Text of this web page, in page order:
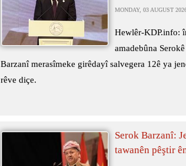
MONDAY, 03 AUGUST
Hewlêr-KDP.info:
amadebûna
Barzanî merasîmeke girêdayî salvegera 12ê ya
rêve diçe.
Serok Barzanî:
tawanên pêştir